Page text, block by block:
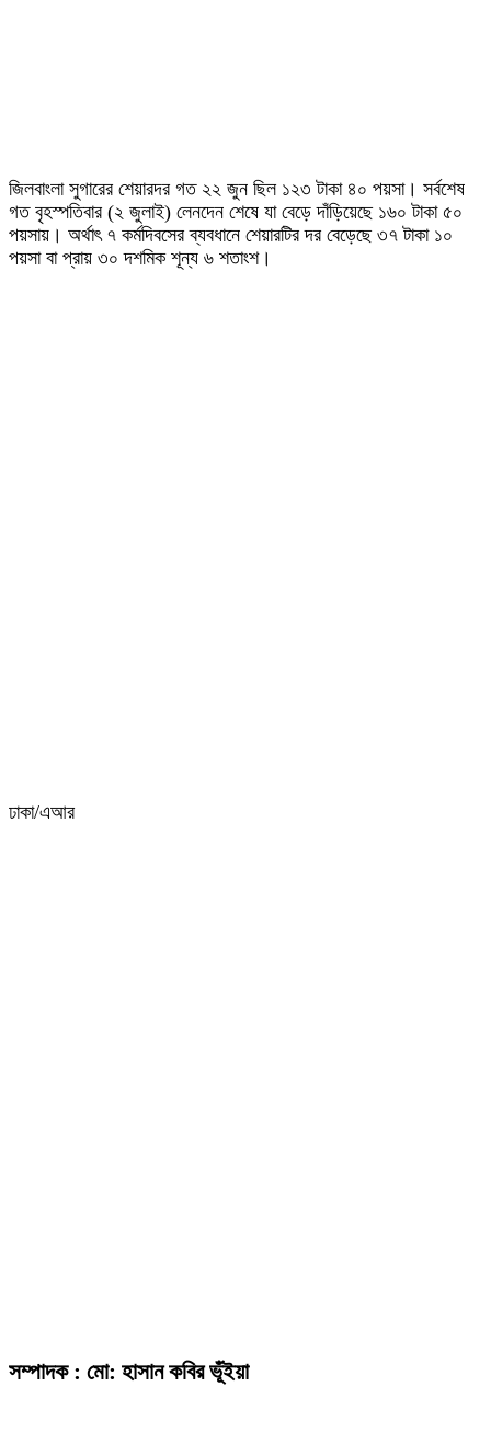
জিলবাংলা সুগারের শেয়ারদর গত ২২ জুন ছিল ১২৩ টাকা ৪০ পয়সা। সর্বশেষ
গত বৃহস্পতিবার (২ জুলাই) লেনদেন শেষে যা বেড়ে দাঁড়িয়েছে ১৬০ টাকা ৫০
পয়সায়। অর্থাৎ ৭ কর্মদিবসের ব্যবধানে শেয়ারটির দর বেড়েছে ৩৭ টাকা ১০
পয়সা বা প্রায় ৩০ দশমিক শূন্য ৬ শতাংশ।
ঢাকা/এআর
সম্পাদক : মো: হাসান কবির ভূঁইয়া